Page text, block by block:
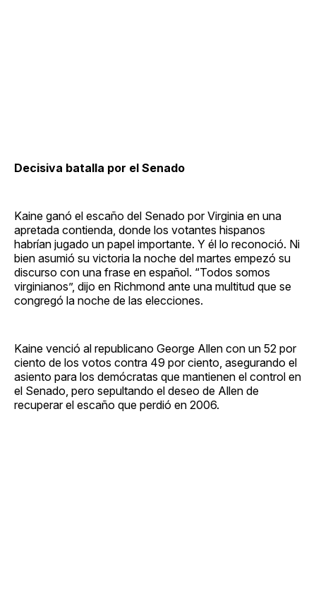
Decisiva batalla por el Senado
Kaine ganó el escaño del Senado por Virginia en una
apretada contienda, donde los votantes hispanos
habrían jugado un papel importante. Y él lo reconoció. Ni
bien asumió su victoria la noche del martes empezó su
discurso con una frase en español. “Todos somos
virginianos”, dijo en Richmond ante una multitud que se
congregó la noche de las elecciones.
Kaine venció al republicano George Allen con un 52 por
ciento de los votos contra 49 por ciento, asegurando el
asiento para los demócratas que mantienen el control en
el Senado, pero sepultando el deseo de Allen de
recuperar el escaño que perdió en 2006.